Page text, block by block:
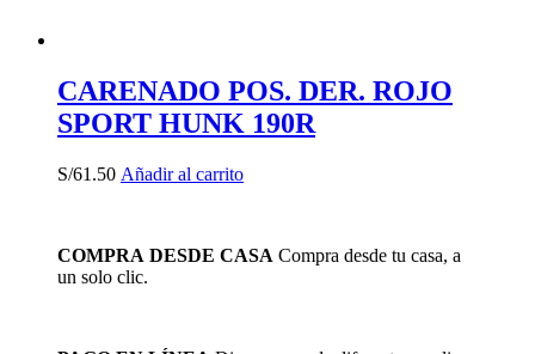
CARENADO POS. DER. ROJO
SPORT HUNK 190R
S/61.50 Añadir al carrito
COMPRA DESDE CASA Compra desde tu casa, a
un solo clic.